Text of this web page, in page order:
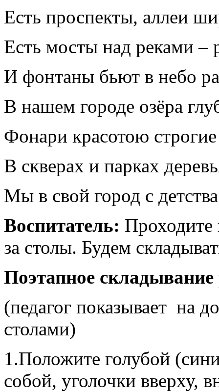
Есть проспекты, аллеи
Есть мосты над реками –
И фонтаны бьют в небо
В нашем городе озёра
Фонари красотою строгие
В скверах и парках
Мы в свой город с
Воспитатель: Проходите
за столы. Будем
Поэтапное
(педагог показывает на
столами)
1.Положите голубой
собой, уголочки вверху,